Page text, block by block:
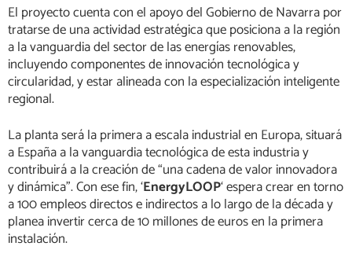
El proyecto cuenta con el apoyo del Gobierno de Navarra por
tratarse de una actividad estratégica que posiciona a la región
a la vanguardia del sector de las energías renovables,
incluyendo componentes de innovación tecnológica y
circularidad, y estar alineada con la especialización inteligente
regional.
La planta será la primera a escala industrial en Europa, situará
a España a la vanguardia tecnológica de esta industria y
contribuirá a la creación de “una cadena de valor innovadora
y dinámica”. Con ese fin, ‘EnergyLOOP‘ espera crear en torno
a 100 empleos directos e indirectos a lo largo de la década y
planea invertir cerca de 10 millones de euros en la primera
instalación.